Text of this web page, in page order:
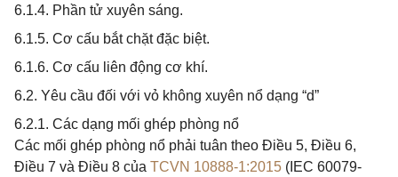
6.1.4. Phần tử xuyên sáng.
6.1.5. Cơ cấu bắt chặt đặc biệt.
6.1.6. Cơ cấu liên động cơ khí.
6.2. Yêu cầu đối với vỏ không xuyên nổ dạng “d”
6.2.1. Các dạng mối ghép phòng nổ
Các mối ghép phòng nổ phải tuân theo Điều 5, Điều 6,
Điều 7 và Điều 8 của TCVN 10888-1:2015 (IEC 60079-